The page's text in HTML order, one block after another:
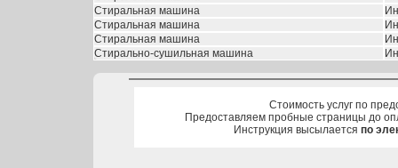
Стиральная машина
Стиральная машина
Стиральная машина
Стирально-сушильная машина
Стоимость услуг по
Предоставляем пробные страницы до
Инструкция высылается по